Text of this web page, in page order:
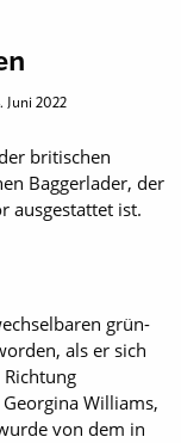
Juni 2022
britischen
Baggerlader, der
ausgestattet ist.
grün-
als er sich
Williams,
von dem in